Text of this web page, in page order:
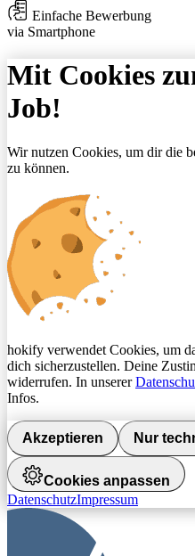
Einfache Bewerbung
via Smartphone
Mit Cookies
Job!
Wir nutzen Cookies, um dir die
zu können.
hokify verwendet Cookies, um
dich sicherzustellen. Deine
widerrufen. In unserer
Infos.
Akzeptieren Nur
Cookies anpassen
DatenschutzImpressum